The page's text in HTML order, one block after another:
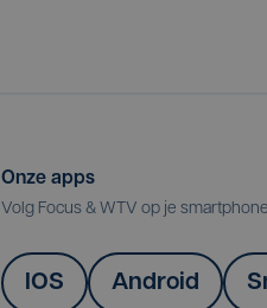
Onze apps
Volg Focus & WTV op je
IOS Android